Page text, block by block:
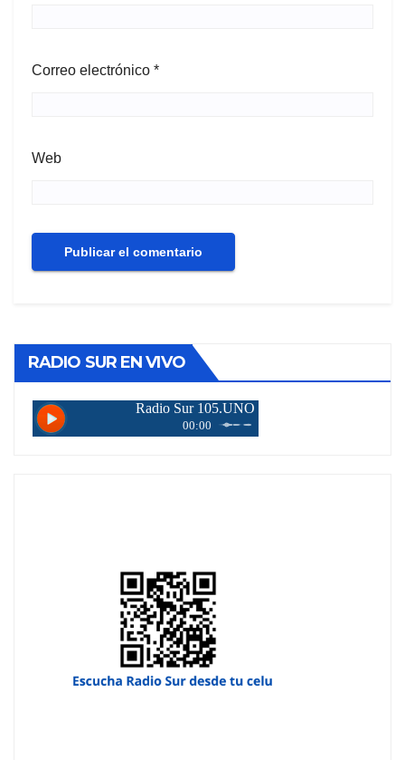
Correo electrónico *
Web
RADIO SUR EN VIVO